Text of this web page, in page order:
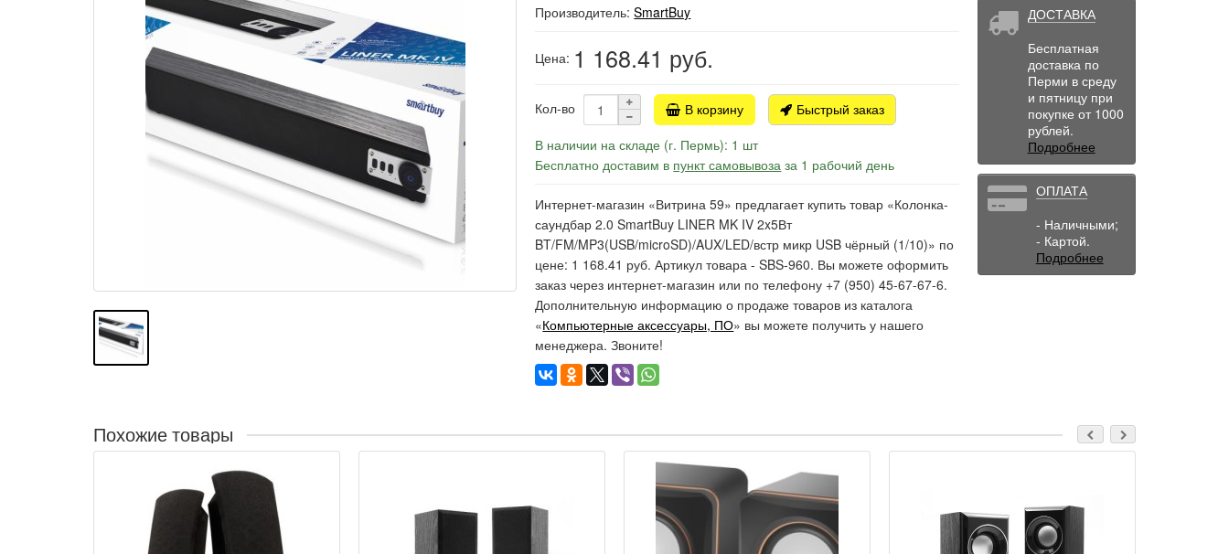
Производитель:SmartBuy
Цена: 1 168.41 руб.
Кол-во В корзину
Быстрый заказ
В наличии на складе (г. Пермь): 1 шт
Бесплатно доставим в пункт самовывоза за 1 рабочий день
Интернет-магазин «Витрина 59» предлагает купить товар «Колонка-
саундбар 2.0 SmartBuy LINER MK IV 2x5Вт
BT/FM/MP3(USB/microSD)/AUX/LED/встр микр USB чёрный (1/10)» по
цене: 1 168.41 руб. Артикул товара - SBS-960. Вы можете оформить
заказ через интернет-магазин или по телефону +7 (950) 45-67-67-6.
Дополнительную информацию о продаже товаров из каталога
«Компьютерные аксессуары, ПО» вы можете получить у нашего
менеджера. Звоните!
ДОСТАВКА
Бесплатная
доставка по
Перми в среду
и пятницу при
покупке от 1000
рублей.
Подробнее
ОПЛАТА
- Наличными;
- Картой.
Подробнее
Похожие товары